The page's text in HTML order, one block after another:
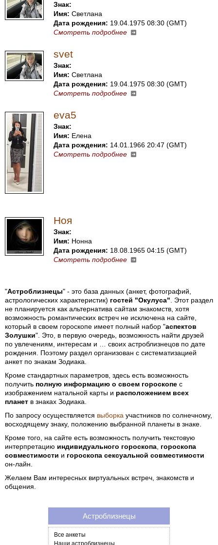
Знак:
Имя: Светлана
Дата рождения: 19.04.1975 08:30 (GMT)
Смотреть подробнее
svet
Знак:
Имя: Светлана
Дата рождения: 19.04.1975 08:30 (GMT)
Смотреть подробнее
eva5
Знак:
Имя: Елена
Дата рождения: 14.01.1966 20:47 (GMT)
Смотреть подробнее
Ноя
Знак:
Имя: Нонна
Дата рождения: 18.08.1965 04:15 (GMT)
Смотреть подробнее
"Астроблизнецы" - это база данных (анкет, фотографий,
астрологических характеристик) гостей "Окулуса" . Этот раздел
не планируется как альтернатива сайтам знакомств, хотя
возможность романтических встреч не исключена на сайте,
который в своем гороскопе имеет полный набор "аспектов
Золушки". Это, в первую очередь, возможность найти друзей
по увлечениям, интересам и … своих астроблизнецов по дате
рождения. Поэтому раздел организован с систематизацией
анкет по знакам Зодиака.
Кроме стандартных параметров, здесь есть возможность
получить полную информацию о своем гороскопе с
изображением натальной карты и расположением всех
планет в знаках Зодиака.
По запросу осуществляется выборка участников по солнечному,
восходящему знаку, положению выбранной планеты в знаке.
Кроме того, на сайте есть возможность получить текстовую
интерпретацию индивидуального гороскопа гороскопа
совместимости и гороскопа сексуальной совместимости
он-лайн.
Желаем Вам интересных виртуальных встреч, знакомств и
общения.
Астроблизнецы
Все анкеты
Наши астроблизнецы